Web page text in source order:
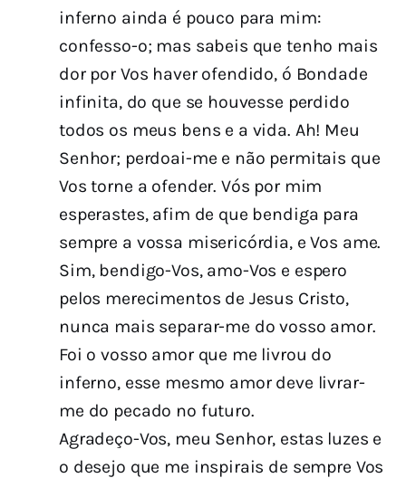
inferno ainda é pouco para mim:
confesso-o; mas sabeis que tenho mais
dor por Vos haver ofendido, ó Bondade
infinita, do que se houvesse perdido
todos os meus bens e a vida. Ah! Meu
Senhor; perdoai-me e não permitais que
Vos torne a ofender. Vós por mim
esperastes, afim de que bendiga para
sempre a vossa misericórdia, e Vos ame.
Sim, bendigo-Vos, amo-Vos e espero
pelos merecimentos de Jesus Cristo,
nunca mais separar-me do vosso amor.
Foi o vosso amor que me livrou do
inferno, esse mesmo amor deve livrar-
me do pecado no futuro.
Agradeço-Vos, meu Senhor, estas luzes e
o desejo que me inspirais de sempre Vos